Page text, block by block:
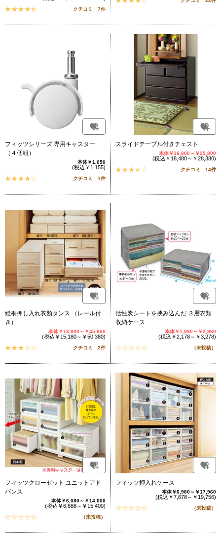
クチコミ 7件
フィッツシリーズ 専用キャスター
（４個組）
本体￥1,050
(税込￥1,155)
クチコミ 1件
スライドテーブル付きチェスト
本体￥16,800～￥25,800
(税込￥18,480～￥28,380)
クチコミ 14件
総桐押し入れ衣類タンス （レール付
き）
本体￥13,800～￥45,800
(税込￥15,180～￥50,380)
クチコミ 2件
活性炭シートを挟み込んだ ３層衣類
収納ケース
本体￥1,980～￥2,980
(税込￥2,178～￥3,278)
（未投稿）
フィッツクローゼット ユニットアド
バンス
本体￥6,080～￥14,000
(税込￥6,688～￥15,400)
（未投稿）
フィッツ押入れケース
本体￥6,980～￥17,960
(税込￥7,678～￥19,756)
（未投稿）